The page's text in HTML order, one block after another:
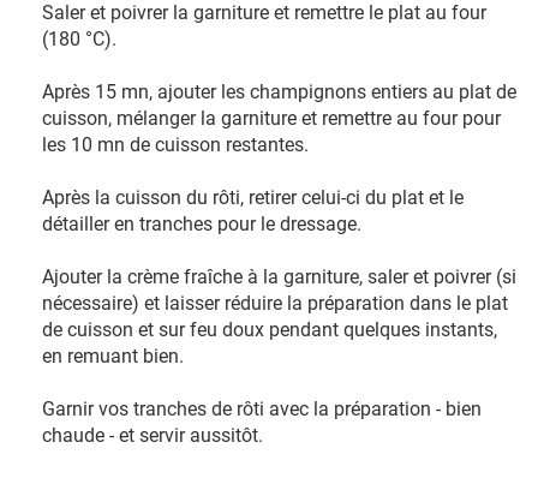
Saler et poivrer la garniture et remettre le plat au four
(180 °C).
Après 15 mn, ajouter les champignons entiers au plat de
cuisson, mélanger la garniture et remettre au four pour
les 10 mn de cuisson restantes.
Après la cuisson du rôti, retirer celui-ci du plat et le
détailler en tranches pour le dressage.
Ajouter la crème fraîche à la garniture, saler et poivrer (si
nécessaire) et laisser réduire la préparation dans le plat
de cuisson et sur feu doux pendant quelques instants,
en remuant bien.
Garnir vos tranches de rôti avec la préparation - bien
chaude - et servir aussitôt.